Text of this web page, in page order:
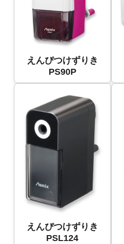
えんぴつけずりき
PS90P
えんぴつけずりき
PSL124